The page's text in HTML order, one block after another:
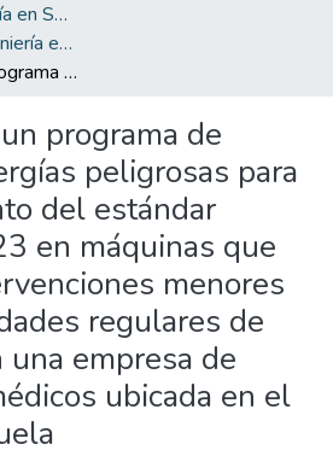
Escuela de Ingeniería en Seguridad Laboral e Higiene Ambiental
Licenciatura en Ingeniería en Seguridad Laboral e Higiene Ambiental
Propuesta de un programa de control de energías peligrosas para el cumplimiento del estándar corporativo T23 en máquinas que requieren intervenciones menores durante actividades regulares de producción en una empresa de dispositivos médicos ubicada en el Coyol de Alajuela
programa de
peligrosas para
del estándar
en máquinas que
menores
regulares de
empresa de
ubicada en el